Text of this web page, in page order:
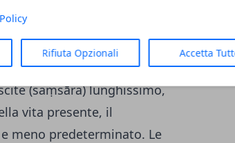
Rifiuta Opzionali Accetta
ritorna in veste nuova
Se infatti la via della
(saṃsāra) lunghissimo,
vita presente, il
meno predeterminato. Le